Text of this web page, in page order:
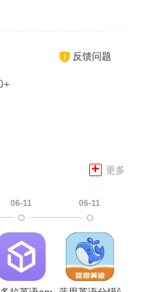
反馈问题
+ 更多
06-11 06-11